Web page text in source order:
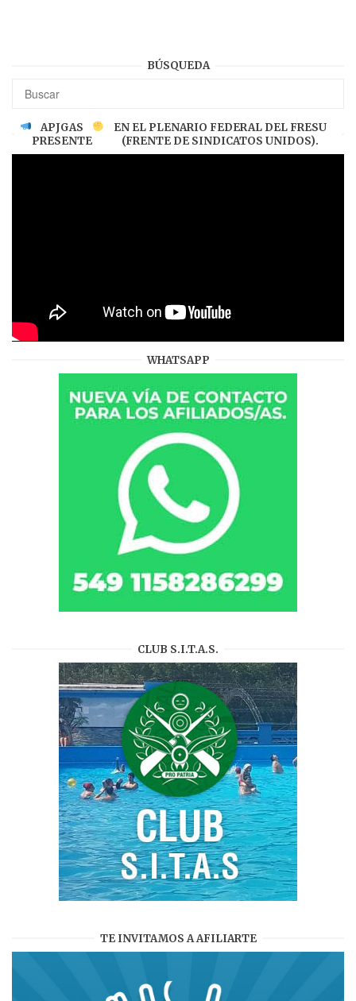
BÚSQUEDA
APJGAS
PRESENTE
EN EL PLENARIO FEDERAL DEL FRESU
(FRENTE DE SINDICATOS UNIDOS).
WHATSAPP
CLUB S.I.T.A.S.
TE INVITAMOS A AFILIARTE